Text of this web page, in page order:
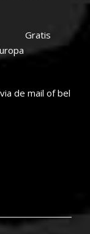
Gratis
de mail of bel